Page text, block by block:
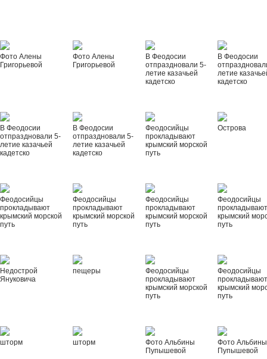
Фото Алены
Григорьевой
Фото Алены
Григорьевой
В Феодосии
отпраздновали 5-
летие казачьей
кадетско
В Феодосии
летие
кадетско
В Феодосии
отпраздновали 5-
летие казачьей
кадетско
В Феодосии
отпраздновали 5-
летие казачьей
кадетско
Феодосийцы
прокладывают
крымский морской
путь
Острова
Феодосийцы
прокладывают
крымский морской
путь
Феодосийцы
прокладывают
крымский морской
путь
Феодосийцы
прокладывают
крымский морской
путь
Феодосийцы
крымский
путь
Недострой
Януковича
пещеры
Феодосийцы
прокладывают
крымский морской
путь
Феодосийцы
крымский
путь
шторм шторм
Фото Альбины
Пупышевой
Фото Альбины
Пупышевой